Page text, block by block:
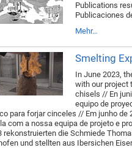
Publications
Publicaciones
Mehr…
Smelting
In June 2023,
with our project
chisels // En
equipo de
para forjar cinceles // Em junho
com a nossa equipa de projeto e
rekonstruierten die Schmiede
und stellten aus Ibersichen